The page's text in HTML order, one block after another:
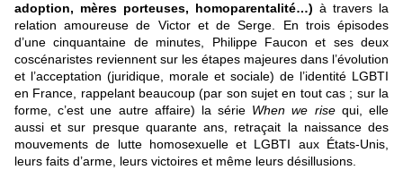
adoption, mères porteuses, homoparentalité…) à travers la
relation amoureuse de Victor et de Serge. En trois épisodes
d’une cinquantaine de minutes, Philippe Faucon et ses deux
coscénaristes reviennent sur les étapes majeures dans l’évolution
et l’acceptation (juridique, morale et sociale) de l’identité LGBTI
en France, rappelant beaucoup (par son sujet en tout cas ; sur la
forme, c’est une autre affaire) la série When we risequi, elle
aussi et sur presque quarante ans, retraçait la naissance des
mouvements de lutte homosexuelle et LGBTI aux États-Unis,
leurs faits d’arme, leurs victoires et même leurs désillusions.